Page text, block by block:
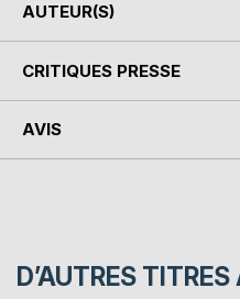
AUTEUR(S)
CRITIQUES PRESSE
AVIS
D’AUTRES